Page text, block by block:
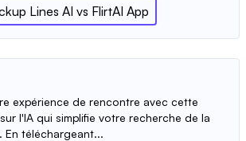
Lines AI vs FlirtAI App
expérience de rencontre avec cette
l'IA qui simplifie votre recherche de la
En téléchargeant...